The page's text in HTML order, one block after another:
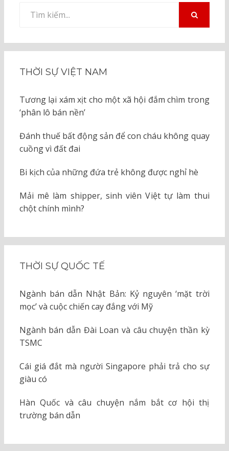
kiếm
THỜI SỰ VIỆT NAM
Tương lại xám xịt cho một xã hội đắm chìm trong
‘phân lô bán nền’
Đánh thuế bất động sản để con cháu không quay
cuồng vì đất đai
Bi kịch của những đứa trẻ không được nghỉ hè
Mải mê làm shipper, sinh viên Việt tự làm thui
chột chính mình?
THỜI SỰ QUỐC TẾ
Ngành bán dẫn Nhật Bản: Kỷ nguyên ‘mặt trời
mọc’ và cuộc chiến cay đắng với Mỹ
Ngành bán dẫn Đài Loan và câu chuyện thần kỳ
TSMC
Cái giá đắt mà người Singapore phải trả cho sự
giàu có
Hàn Quốc và câu chuyện nắm bắt cơ hội thị
trường bán dẫn